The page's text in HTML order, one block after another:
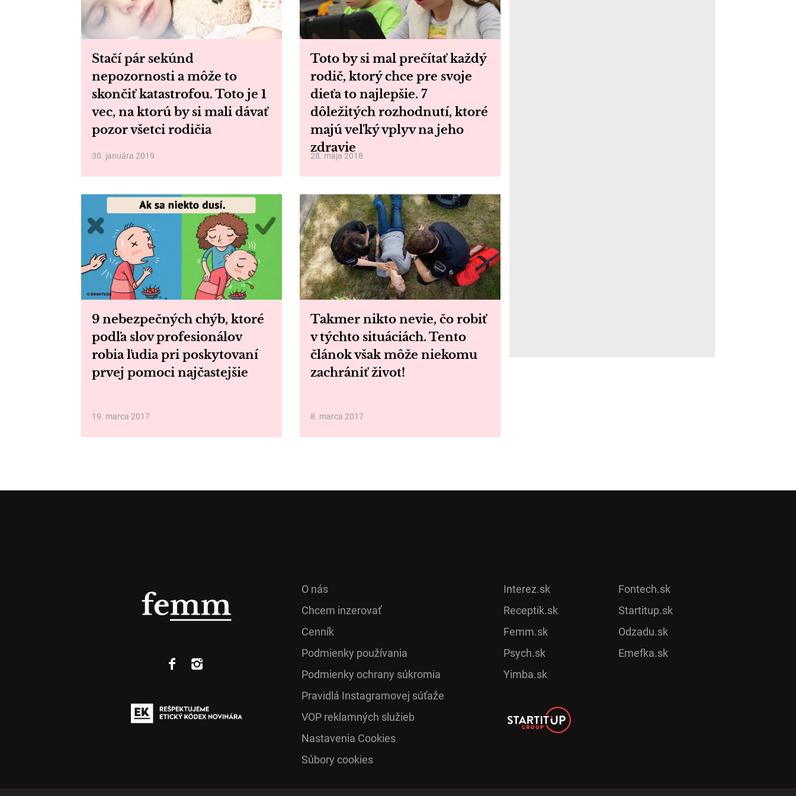
Stačí pár sekúnd
nepozornosti a môže to
skončiť katastrofou. Toto je 1
vec, na ktorú by si mali dávať
pozor všetci rodičia
30. januára 2019
Toto by si mal prečítať každý
rodič, ktorý chce pre svoje
dieťa to najlepšie. 7
dôležitých rozhodnutí, ktoré
majú veľký vplyv na jeho
zdravie
28. mája 2018
9 nebezpečných chýb, ktoré
podľa slov profesionálov
robia ľudia pri poskytovaní
prvej pomoci najčastejšie
19. marca 2017
Takmer nikto nevie, čo robiť
v týchto situáciách. Tento
článok však môže niekomu
zachrániť život!
8. marca 2017
O nás
Chcem inzerovať
Cenník
Podmienky používania
Podmienky ochrany súkromia
Pra­vidlá Ins­ta­gra­mo­vej sú­ťaže
VOP reklamných služieb
Nastavenia Cookies
Súbory cookies
Interez.sk
Receptik.sk
Femm.sk
Psych.sk
Yimba.sk
Fontech.sk
Startitup.sk
Odzadu.sk
Emefka.sk